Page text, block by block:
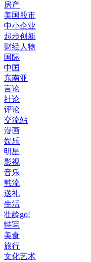
房产
美国股市
中小企业
起步创新
财经人物
国际
中国
东南亚
言论
社论
评论
交流站
漫画
娱乐
明星
影视
音乐
韩流
送礼
生活
壮龄go!
特写
美食
旅行
文化艺术